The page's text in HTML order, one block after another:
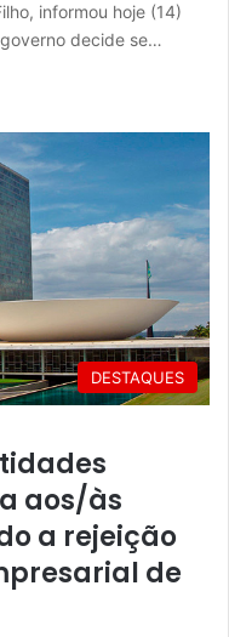
informou hoje (14)
decide se…
DESTAQUES
aos/às
a rejeição
de